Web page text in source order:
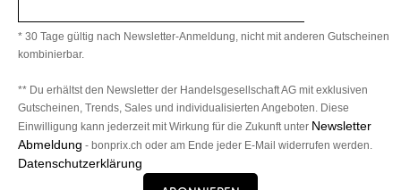
* 30 Tage gültig nach Newsletter-Anmeldung, nicht mit anderen Gutscheinen
kombinierbar.
** Du erhältst den Newsletter der Handelsgesellschaft AG mit exklusiven
Gutscheinen, Trends, Sales und individualisierten Angeboten. Diese
Einwilligung kann jederzeit mit Wirkung für die Zukunft unter Newsletter
Abmeldung - bonprix.ch oder am Ende jeder E-Mail widerrufen werden.
Datenschutzerklärung